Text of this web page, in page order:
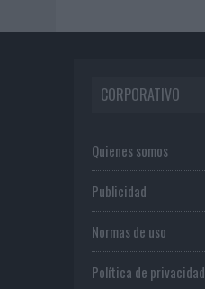
CORPORATIVO
Quienes somos
Publicidad
Normas de uso
Política de privacidad